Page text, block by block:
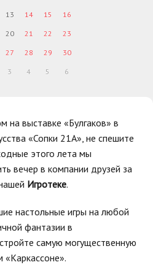
на выставке «Булгаков» в
«Сопки 21А», не спешите
этого лета мы
вечер в компании друзей за
Игротеке.
настольные игры на любой
фантазии в
самую могущественную
«Каркассоне».
13 14 15 16
20 21 22 23
27 28 29 30
3 4 5 6